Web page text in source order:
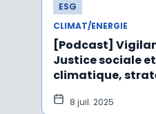
ESG
CLIMAT/ENERGIE
[Podcast]
Justice sociale
climatique,
durabilité, IA et
8 juil. 2025